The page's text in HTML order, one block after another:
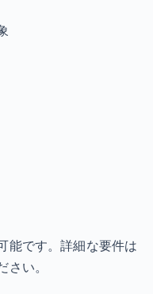
能です。詳細な要件は
さい。